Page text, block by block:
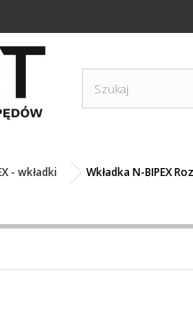
- wkładki
Wkładka N-BIPEX